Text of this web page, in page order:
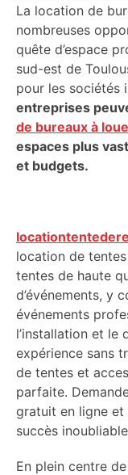
La location de
nombreuses
quête d’espace
sud-est de
pour les sociétés
entreprises
de bureaux à
espaces plus
et budgets.
location de
tentes de haute
d’événements, y
événements
l’installation et le
expérience sans
de tentes et
parfaite.
gratuit en ligne et
succès
En plein centre